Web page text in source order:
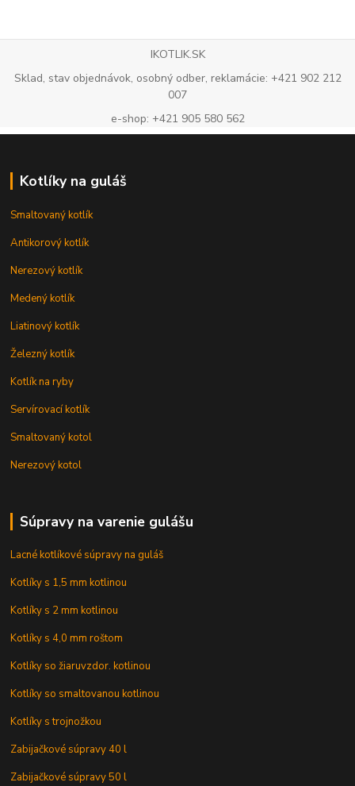
IKOTLIK.SK
Sklad, stav objednávok, osobný odber, reklamácie: +421 902 212
007
e-shop: +421 905 580 562
Kotlíky na guláš
Smaltovaný kotlík
Antikorový kotlík
Nerezový kotlík
Medený kotlík
Liatinový kotlík
Železný kotlík
Kotlík na ryby
Servírovací kotlík
Smaltovaný kotol
Nerezový kotol
Súpravy na varenie gulášu
Lacné kotlíkové súpravy na guláš
Kotlíky s 1,5 mm kotlinou
Kotlíky s 2 mm kotlinou
Kotlíky s 4,0 mm roštom
Kotlíky so žiaruvzdor. kotlinou
Kotlíky so smaltovanou kotlinou
Kotlíky s trojnožkou
Zabijačkové súpravy 40 l
Zabijačkové súpravy 50 l